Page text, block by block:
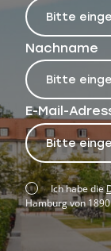
Nachname
E-Mail-
Ich habe die
Hamburg von